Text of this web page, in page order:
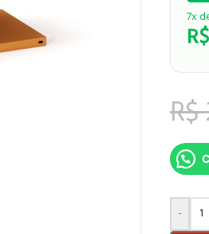
7x
R$
R$
-